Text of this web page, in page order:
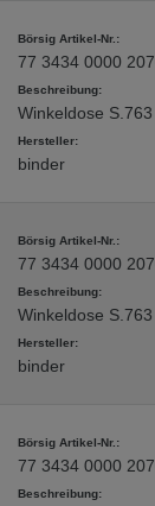
77 3434 0000
Winkeldose
binder
77 3434 0000
Winkeldose
binder
77 3434 0000